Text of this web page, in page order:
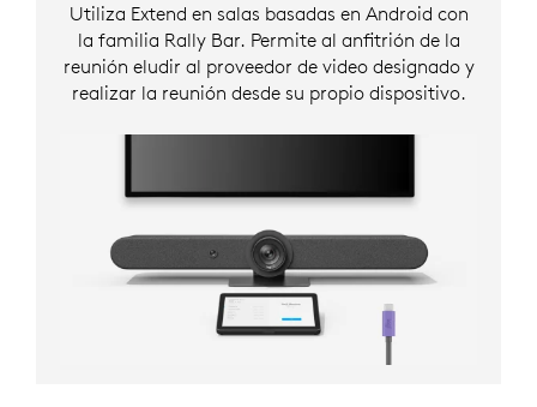
Utiliza Extend en salas basadas en Android con
la familia Rally Bar. Permite al anfitrión de la
reunión eludir al proveedor de video designado y
realizar la reunión desde su propio dispositivo.